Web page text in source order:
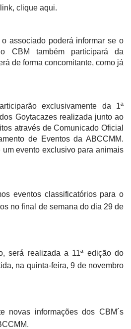
clique aqui.
associado poderá informar se o
CBM também participará da
de forma concomitante, como já
exclusivamente da 1ª
Goytacazes realizada junto ao
através de Comunicado Oficial
de Eventos da ABCCMM.
evento exclusivo para animais
eventos classificatórios para o
no final de semana do dia 29 de
será realizada a 11ª edição do
na quinta-feira, 9 de novembro
novas informações dos CBM´s